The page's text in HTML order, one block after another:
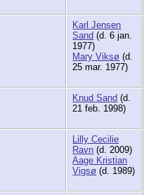
Karl Jensen
Sand (d. 6 jan.
1977)
Mary Viksø (d.
25 mar. 1977)
Knud Sand (d.
21 feb. 1998)
Lilly Cecilie
Ravn (d. 2009)
Aage Kristian
Vigsø (d. 1989)